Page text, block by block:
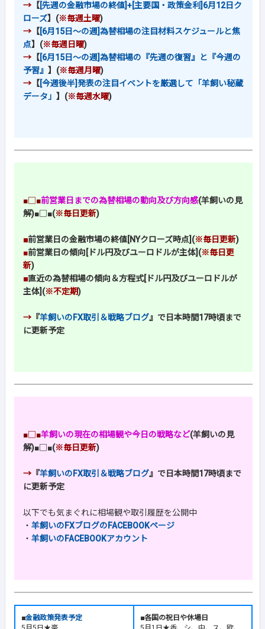
→ 【[先週の金融市場の終値]+[主要国・政策金利]6月12日ク
ローズ】(※毎週土曜)
→ 【[6月15日～の週]為替相場の注目材料スケジュールと焦
点】(※毎週日曜)
→ 【[6月15日～の週]為替相場の『先週の復習』と『今週の
予習』 】(※毎週月曜)
→ 【[今週後半]発表の注目イベントを厳選して「羊飼い秘蔵
データ」 】(※毎週水曜)
■□■前営業日までの為替相場の動向及び方向感(羊飼いの見
解)■□■(※毎日更新)
■前営業日の金融市場の終値[NYクローズ時点](※毎日更新)
■前営業日の傾向[ドル円及びユーロドルが主体](※毎日更
新)
■直近の為替相場の傾向＆方程式[ドル円及びユーロドルが
主体](※不定期)
→ 『羊飼いのFX取引＆戦略ブログ』で日本時間17時頃まで
に更新予定
■□■羊飼いの現在の相場観や今日の戦略など(羊飼いの見
解)■□■(※毎日更新)
→ 『羊飼いのFX取引＆戦略ブログ』で日本時間17時頃まで
に更新予定
以下でも気まぐれに相場観や取引履歴を公開中
・ 羊飼いのFXブログのFACEBOOKページ
・ 羊飼いのFACEBOOKアカウント
■金融政策発表予定
■各国の祝日や休場日